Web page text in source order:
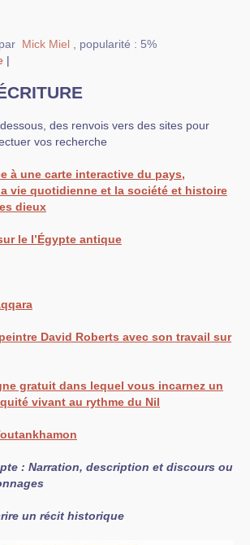
par Mick Miel
popularité : 5%
|
des renvois vers des sites pour
vos recherche
à une carte interactive du pays,
vie quotidienne et la société et histoire
dieux
le l’Égypte antique
David Roberts avec son travail sur
gratuit dans lequel vous incarnez un
vivant au rythme du Nil
: Narration, description et discours ou
un récit historique